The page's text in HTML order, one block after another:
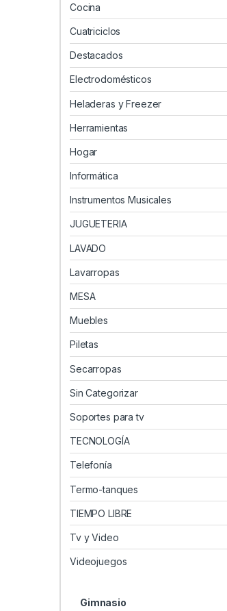
Cocina
Cuatriciclos
Destacados
Electrodomésticos
Heladeras y Freezer
Herramientas
Hogar
Informática
Instrumentos Musicales
JUGUETERIA
LAVADO
Lavarropas
MESA
Muebles
Piletas
Secarropas
Sin Categorizar
Soportes para tv
TECNOLOGÍA
Telefonía
Termo-tanques
TIEMPO LIBRE
Tv y Video
Videojuegos
Gimnasio